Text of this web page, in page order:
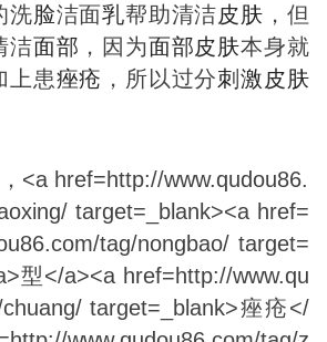
洗脸洁面乳帮助清洁皮肤 ，但
洁面部 ，因为面部皮肤本身就
上患痤疮 ，所以过分刺激 皮肤